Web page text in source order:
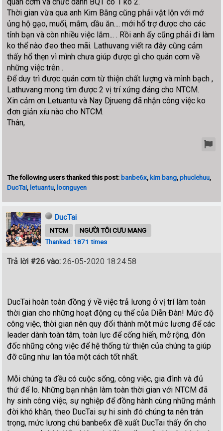
Thời gian vừa qua anh Kim Bằng cũng phải vật lộn với mớ
ủng hộ gạo, muối, mắm, dầu ăn.... mới hổ trợ được cho các
tỉnh bạn và còn nhiều việc lắm... . Rồi anh ấy cũng phải đi làm
ko thể nào đeo theo mãi. Lathuvang viết ra đây cũng cảm
thấy hổ thẹn vì mình chưa giúp được gì cho quán cơm về
những việc trên .
Để duy trì được quán cơm từ thiện chất lượng và mình bạch ,
Lathuvang mong tìm được 2 vị trí xứng đáng cho NTCM.
Xin cảm ơn Letuantu và Nay Djrueng đã nhận công việc ko
đơn giản xíu nào cho NTCM.
Thân,
The following users thanked this post: banbe6x, kim bang,phuclehuu,
DucTai, letuantu, locnguyen
DucTai
NTCM
NGƯỜI TÔI CƯU MANG
Thanked: 1871 times
Trả lời #26 vào: 26-05-2020 18:24:58
DucTai hoàn toàn đồng ý về việc trả lương ở vị trí làm toàn
thời gian cho những hoạt động cụ thể của Diễn Đàn! Mức độ
công việc, thời gian nên quy đổi thành một mức lương để các
leader dành toàn tâm, toàn lực để cống hiến, mở rộng, đôn
đốc những công việc để hệ thống từ thiện của chúng ta giúp
đỡ cũng như lan tỏa một cách tốt nhất.
Mỗi chúng ta đều có cuộc sống, công việc, gia đình và đủ
thứ để lo. Những bạn nhận làm toàn thời gian với NTCM đã
hy sinh công việc, sự nghiệp để đồng hành cùng những mảnh
đời khó khăn, theo DucTai sự hi sinh đó chúng ta nên trân
trọng, mức lương chú banbe6x đề xuất DucTai thấy ổn cho